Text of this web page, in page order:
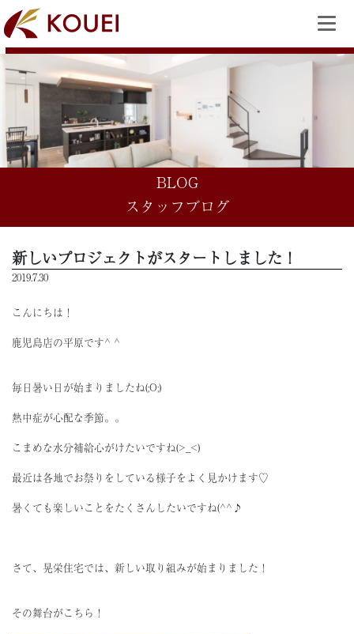
BLOG
スタッフブログ
新しいプロジェクトがスタートしました！
2019.7.30
こんにちは！
鹿児島店の平原です^ ^
毎日暑い日が始まりましたね(;O;)
熱中症が心配な季節。。
こまめな水分補給心がけたいですね(>_<)
最近は各地でお祭りをしている様子をよく見かけます♡
暑くても楽しいことをたくさんしたいですね(^^♪
さて、晃栄住宅では、新しい取り組みが始まりました！
その舞台がこちら！